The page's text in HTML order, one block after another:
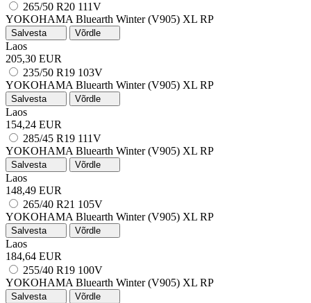
265/50 R20 111V
YOKOHAMA Bluearth Winter (V905) XL RP
Salvesta Võrdle
Laos
205,30 EUR
235/50 R19 103V
YOKOHAMA Bluearth Winter (V905) XL RP
Salvesta Võrdle
Laos
154,24 EUR
285/45 R19 111V
YOKOHAMA Bluearth Winter (V905) XL RP
Salvesta Võrdle
Laos
148,49 EUR
265/40 R21 105V
YOKOHAMA Bluearth Winter (V905) XL RP
Salvesta Võrdle
Laos
184,64 EUR
255/40 R19 100V
YOKOHAMA Bluearth Winter (V905) XL RP
Salvesta Võrdle